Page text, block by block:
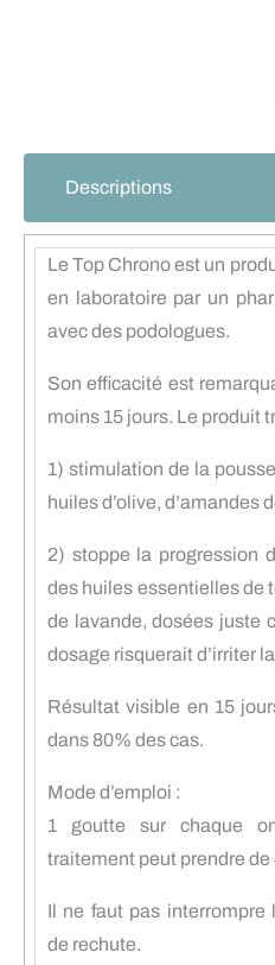
Descriptions
Le Top Chrono est un
en laboratoire par un
avec des podologues.
Son efficacité est
moins 15 jours. Le produit
1) stimulation de la
huiles d’olive, d’amandes
2) stoppe la progression
des huiles essentielles de
de lavande, dosées juste
dosage risquerait d’irriter
Résultat visible en 15
dans 80% des cas.
Mode d’emploi :
1 goutte sur chaque
traitement peut prendre de
Il ne faut pas interrompre
de rechute.